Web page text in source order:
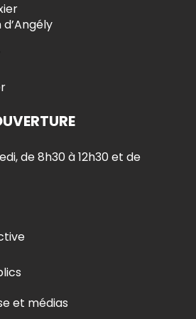
de 8h30 à 12h30 et de
et médias